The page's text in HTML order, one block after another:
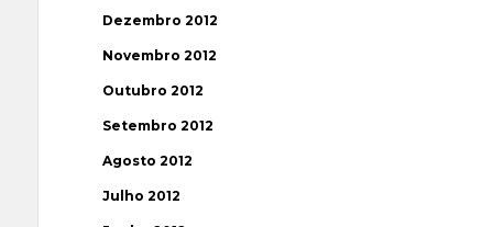
Dezembro 2012
Novembro 2012
Outubro 2012
Setembro 2012
Agosto 2012
Julho 2012